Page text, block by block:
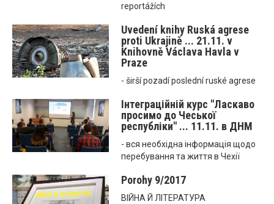
reportážích
Uvedení knihy Ruská agrese
proti Ukrajině ... 21.11. v
Knihovně Václava Havla v
Praze
- širší pozadí poslední ruské agrese
Інтеграційній курс "Ласкаво
просимо до Чеської
республіки" ... 11.11. в ДНМ
- вся необхідна інформація щодо
перебування та життя в Чехії
Porohy 9/2017
ВІЙНА Й ЛІТЕРАТУРА